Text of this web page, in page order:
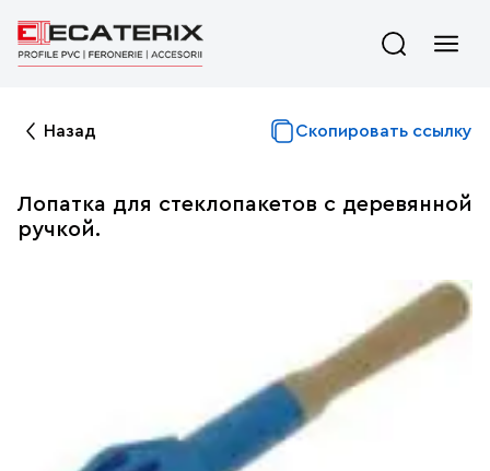
Назад Скопировать ссылку
Лопатка для стеклопакетов с деревянной
ручкой.